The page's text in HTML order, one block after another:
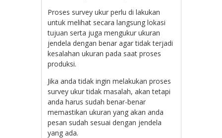
Proses survey ukur perlu di lakukan
untuk melihat secara langsung lokasi
tujuan serta juga mengukur ukuran
jendela dengan benar agar tidak terjadi
kesalahan ukuran pada saat proses
produksi.
Jika anda tidak ingin melakukan proses
survey ukur tidak masalah, akan tetapi
anda harus sudah benar-benar
memastikan ukuran yang akan anda
pesan sudah sesuai dengan jendela
yang ada.